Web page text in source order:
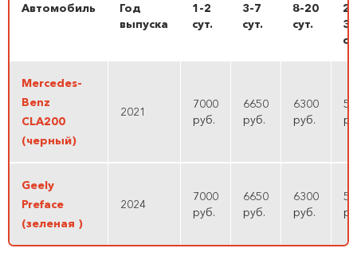
Автомобиль
Год
выпуска
1-2
cут.
3-7
cут.
8-20
cут.
30
Mercedes-
Benz
CLA200
(черный)
2021
7000
руб.
6650
руб.
6300
руб.
Geely
Preface
(зеленая )
2024
7000
руб.
6650
руб.
6300
руб.